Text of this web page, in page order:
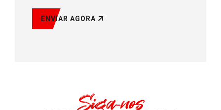
ENVIAR AGORA
Siga-nos